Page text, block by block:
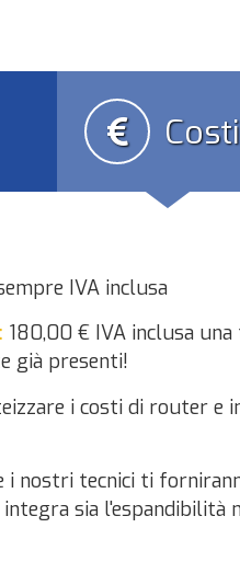
Costi
IVA inclusa
180,00 € IVA inclusa
già presenti!
i costi di router e
i nostri tecnici ti
sia